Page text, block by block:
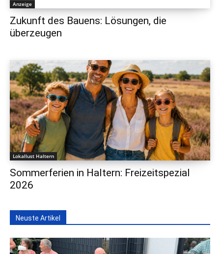
Anzeige
Zukunft des Bauens: Lösungen, die
überzeugen
Lokallust Haltern
Sommerferien in Haltern: Freizeitspezial
2026
Neuste Artikel